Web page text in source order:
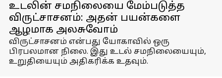
உடலின் சமநிலையை மேம்படுத்த
விருட்சாசனம்: அதன் பயன்களை
ஆழமாக அலசுவோம்
விருட்சாசனம் என்பது யோகாவில் ஒரு
பிரபலமான நிலை. இது உடல் சமநிலையையும்,
உறுதியையும் அதிகரிக்க உதவும்.